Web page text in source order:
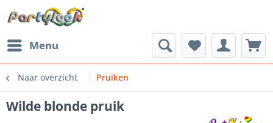
Menu
Naar overzicht Pruiken
Wilde blonde pruik